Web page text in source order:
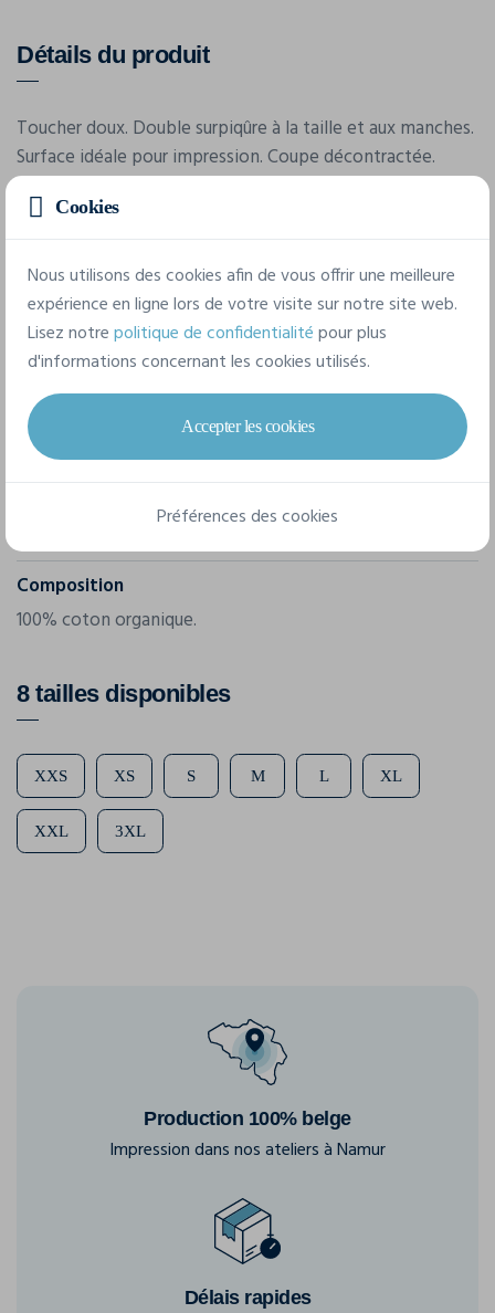
Détails du produit
Toucher doux. Double surpiqûre à la taille et aux manches.
Surface idéale pour impression. Coupe décontractée.
Etiquette détachable. Col rond de 2cm.
Caractéristiques
Marque
Produkt - Jack & Jones
Référence
JJ6442
Composition
100% coton organique.
8 tailles disponibles
XXS XS S M L XL
XXL 3XL
Production 100% belge
Impression dans nos ateliers à Namur
Délais rapides
Cookies
Nous utilisons des cookies afin de vous offrir une meilleure
expérience en ligne lors de votre visite sur notre site web.
Lisez notrepolitique de confidentialitépour plus
d'informations concernant les cookies utilisés.
Accepter les cookies
Préférences des cookies